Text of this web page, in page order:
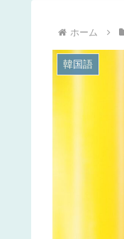
ホーム
韓国語